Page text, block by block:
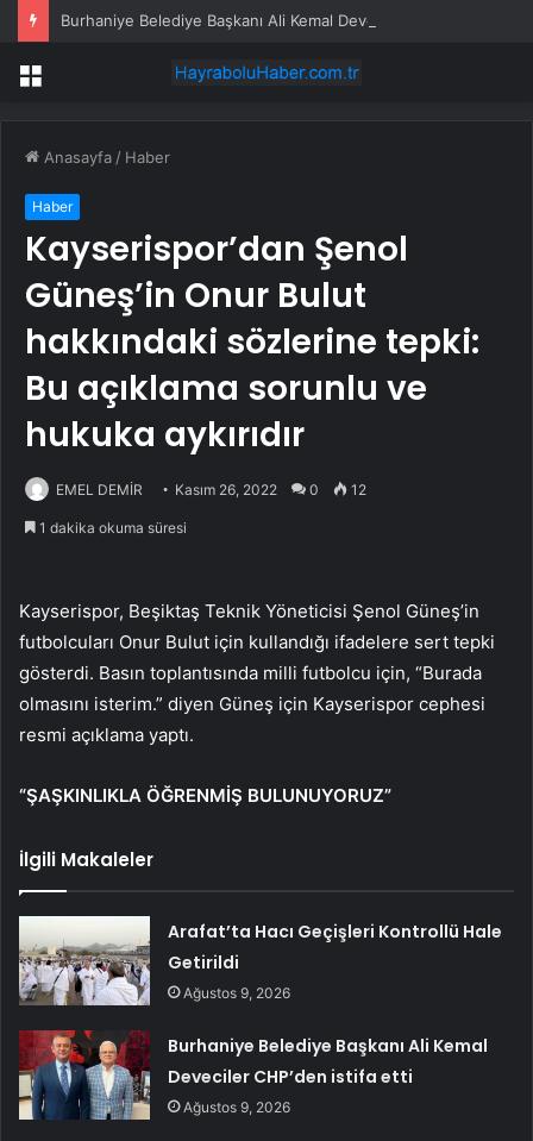
Menü
Anasayfa / Haber
Haber
Kayserispor’dan Şenol
Güneş’in Onur Bulut
hakkındaki sözlerine tepki:
Bu açıklama sorunlu ve
hukuka aykırıdır
EMEL DEMİR Kasım 26, 2022 0 12
1 dakika okuma süresi
Kayserispor, Beşiktaş Teknik Yöneticisi Şenol Güneş’in
futbolcuları Onur Bulut için kullandığı ifadelere sert tepki
gösterdi. Basın toplantısında milli futbolcu için, “Burada
olmasını isterim.” diyen Güneş için Kayserispor cephesi
resmi açıklama yaptı.
“ŞAŞKINLIKLA ÖĞRENMİŞ BULUNUYORUZ”
İlgili Makaleler
Arafat’ta Hacı Geçişleri Kontrollü Hale
Getirildi
Ağustos 9, 2026
Burhaniye Belediye Başkanı Ali Kemal
Deveciler CHP’den istifa etti
Ağustos 9, 2026